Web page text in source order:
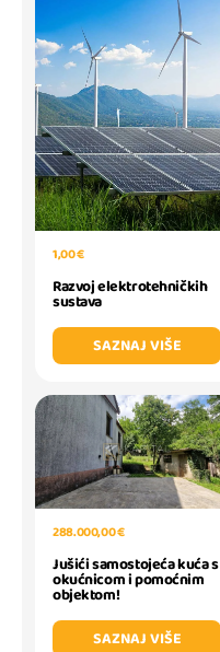
1,00 €
Razvoj elektrotehničkih
sustava
SAZNAJ VIŠE
288.000,00 €
Jušići samostojeća kuća s
okućnicom i pomoćnim
objektom!
SAZNAJ VIŠE